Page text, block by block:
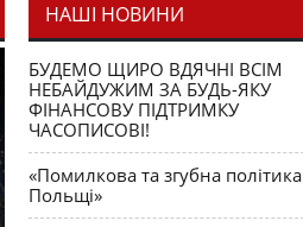
НАШІ НОВИНИ
БУДЕМО ЩИРО ВДЯЧНІ ВСІМ
НЕБАЙДУЖИМ ЗА БУДЬ-ЯКУ
ФІНАНСОВУ ПІДТРИМКУ
ЧАСОПИСОВІ!
«Помилкова та згубна політика
Польщі»